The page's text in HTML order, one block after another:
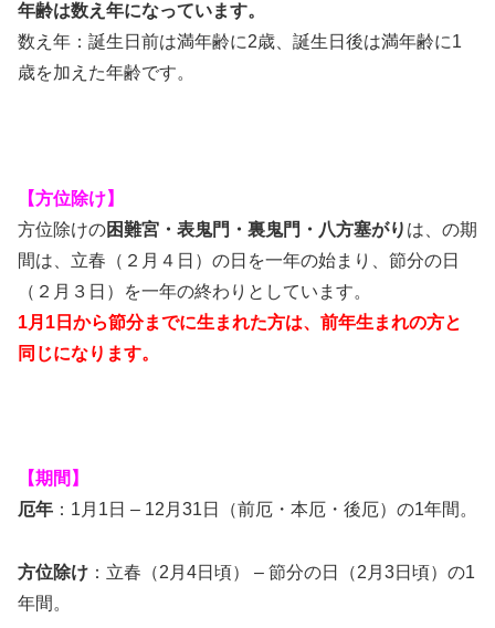
年齢は数え年になっています。
数え年：誕生日前は満年齢に2歳、誕生日後は満年齢に1
歳を加えた年齢です。
【方位除け】
方位除けの困難宮・表鬼門・裏鬼門・八方塞がり は、の期
間は、立春（２月４日）の日を一年の始まり、節分の日
（２月３日）を一年の終わりとしています。
1月1日から節分までに生まれた方は、前年生まれの方と
同じになります。
【期間】
厄年 ：1月1日 – 12月31日（前厄・本厄・後厄）の1年間。
方位除け ：立春（2月4日頃） – 節分の日（2月3日頃）の1
年間。